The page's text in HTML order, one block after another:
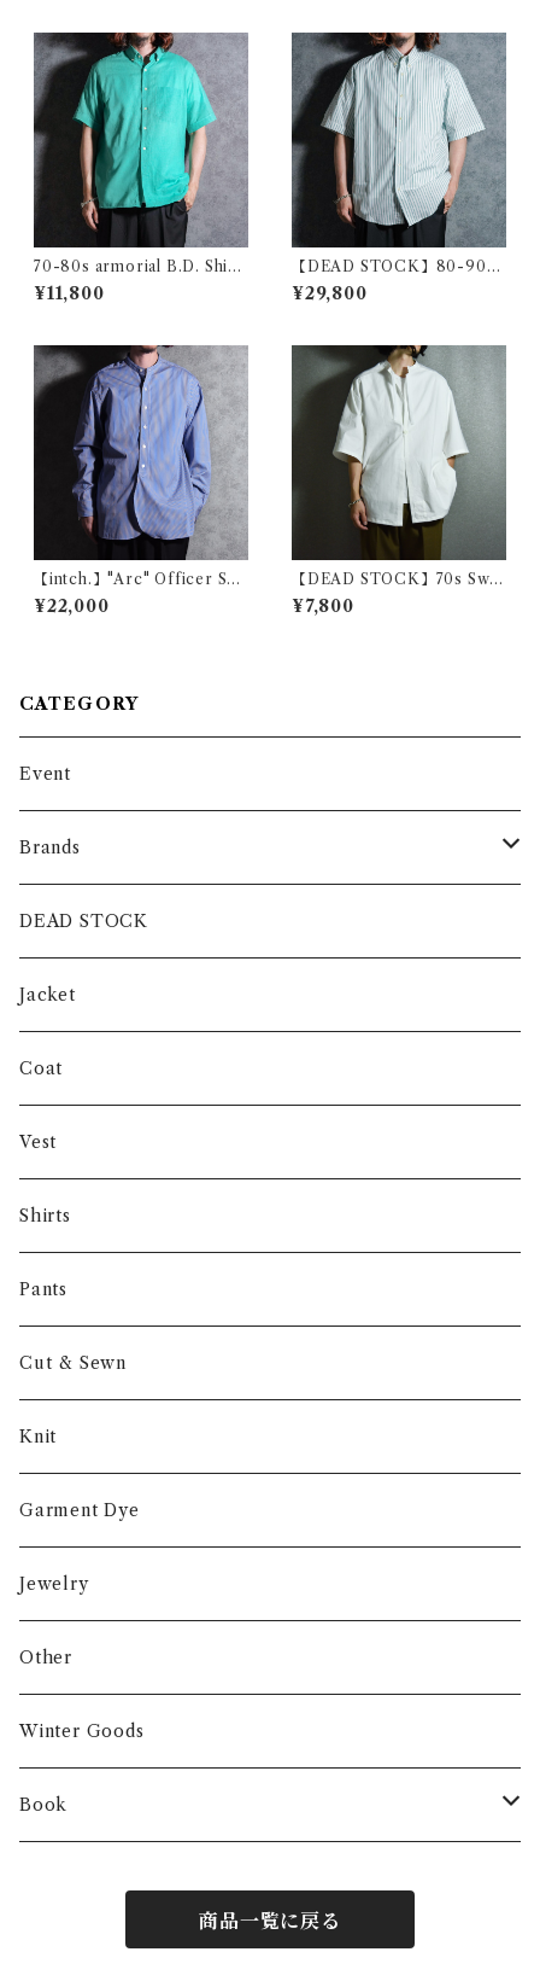
70-80s armorial B.D. Shirt
s アルモリアル ボタンダウン
シャツ フランス製
¥11,800
【DEAD STOCK】80-90s
Yves Saint Laurent Stripe B
D Shirts Blue YSL イヴ・サ
¥29,800
【intch.】"Arc" Officer Shi
rts THOMAS MASON Sax×
white ST 2 インチ アーク オ
¥22,000
【DEAD STOCK】70s Swe
dish Army Hospital Shirts
スウェーデン軍 ホスピタル シ
¥7,800
CATEGORY
Event
Brands
intch.
SHUREN
INVERTERE
Gambert
NORIEI
Other
DEAD STOCK
Jacket
Coat
Vest
Shirts
Pants
Cut & Sewn
Knit
Garment Dye
Jewelry
Other
Winter Goods
Book
商品一覧に戻る